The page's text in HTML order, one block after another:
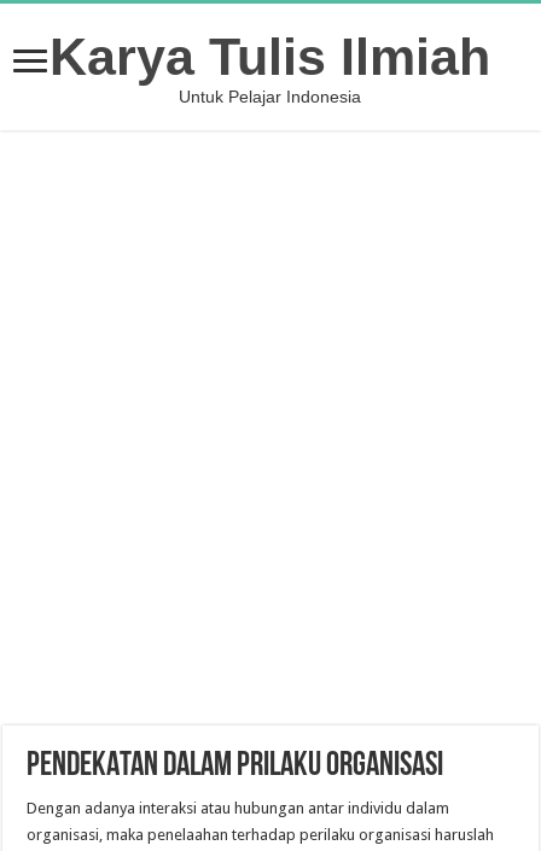
Karya Tulis Ilmiah
Untuk Pelajar Indonesia
PENDEKATAN DALAM PRILAKU ORGANISASI
Dengan adanya interaksi atau hubungan antar individu dalam
organisasi, maka penelaahan terhadap perilaku organisasi haruslah